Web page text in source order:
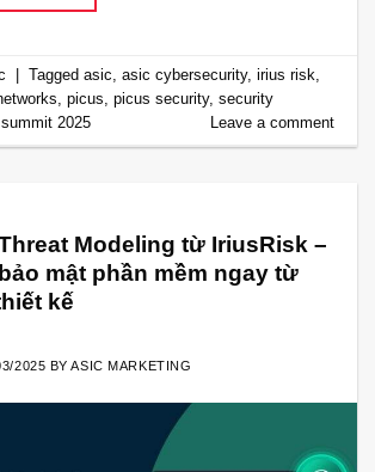
Taggedasic,asic cybersecurity,irius risk,
,picus,picus security,security
2025 Leave a comment
Modeling từ IriusRisk –
mật phần mềm ngay từ
kế
2025 BYASIC MARKETING